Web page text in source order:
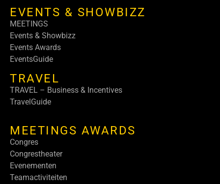
EVENTS & SHOWBIZZ
MEETINGS
Events & Showbizz
Events Awards
EventsGuide
TRAVEL
TRAVEL – Business & Incentives
TravelGuide
MEETINGS AWARDS
Congres
Congrestheater
Evenementen
Teamactiviteiten